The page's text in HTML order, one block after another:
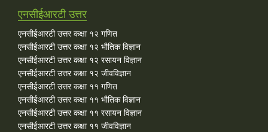
एनसीईआरटी उत्तर
एनसीईआरटी उत्तर कक्षा १२ गणित
एनसीईआरटी उत्तर कक्षा १२ भौतिक विज्ञान
एनसीईआरटी उत्तर कक्षा १२ रसायन विज्ञान
एनसीईआरटी उत्तर कक्षा १२ जीवविज्ञान
एनसीईआरटी उत्तर कक्षा ११ गणित
एनसीईआरटी उत्तर कक्षा ११ भौतिक विज्ञान
एनसीईआरटी उत्तर कक्षा ११ रसायन विज्ञान
एनसीईआरटी उत्तर कक्षा ११ जीवविज्ञान